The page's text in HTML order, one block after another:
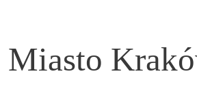
Miasto